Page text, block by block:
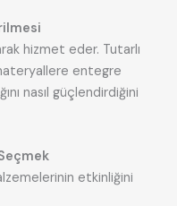
hizmet eder. Tutarlı
entegre
nasıl güçlendirdiğini
etkinliğini